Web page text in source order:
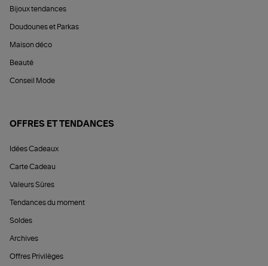
Bijoux tendances
Doudounes et Parkas
Maison déco
Beauté
Conseil Mode
OFFRES ET TENDANCES
Idées Cadeaux
Carte Cadeau
Valeurs Sûres
Tendances du moment
Soldes
Archives
Offres Privilèges